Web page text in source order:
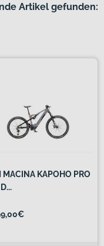
Artikel gefunden:
MACINA KAPOHO PRO